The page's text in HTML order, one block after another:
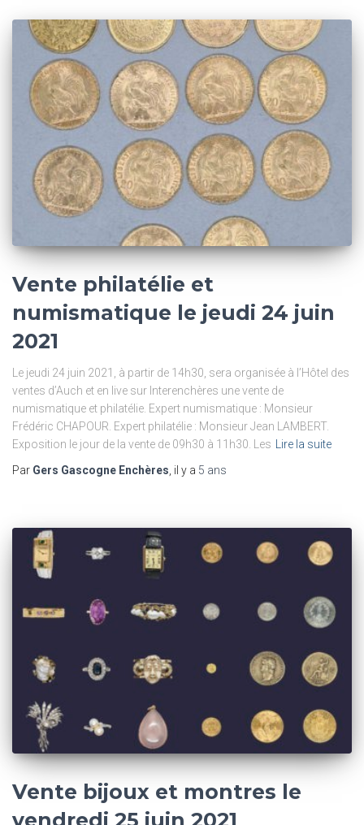
Vente philatélie et
numismatique le jeudi 24 juin
2021
Le jeudi 24 juin 2021, à partir de 14h30, sera organisée à l’Hôtel des
ventes d’Auch et en live sur Interenchères une vente de
numismatique et philatélie. Expert numismatique : Monsieur
Frédéric CHAPOUR. Expert philatélie : Monsieur Jean LAMBERT.
Exposition le jour de la vente de 09h30 à 11h30. Les
Lire la suite
Par Gers Gascogne Enchères , il y a 5 ans
Vente bijoux et montres le